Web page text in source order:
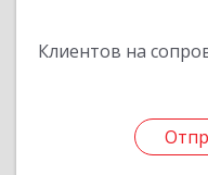
Клиентов на